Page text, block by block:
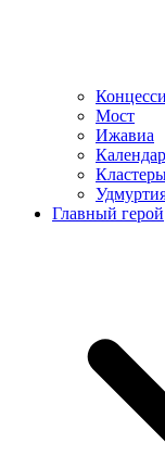
Мост
Ижавиа
Главный герой